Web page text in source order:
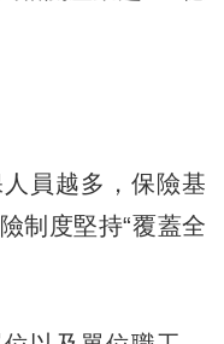
員越多，保險基
制度堅持“覆蓋全